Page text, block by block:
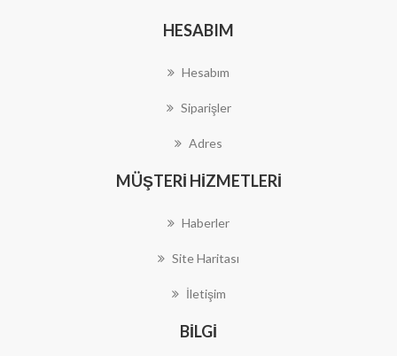
HESABIM
Hesabım
Siparişler
Adres
MÜŞTERI HIZMETLERI
Haberler
Site Haritası
İletişim
BILGI